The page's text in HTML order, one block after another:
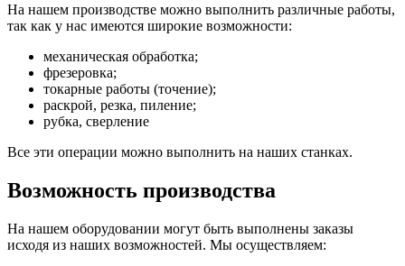
На нашем производстве можно выполнить различные работы,
так как у нас имеются широкие возможности:
механическая обработка;
фрезеровка;
токарные работы (точение);
раскрой, резка, пиление;
рубка, сверление
Все эти операции можно выполнить на наших станках.
Возможность производства
На нашем оборудовании могут быть выполнены заказы
исходя из наших возможностей. Мы осуществляем: